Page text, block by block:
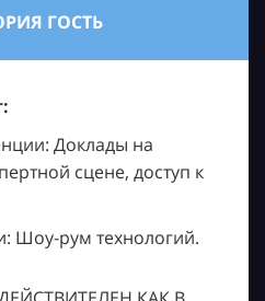
ГОСТЬ
Доклады на
сцене, доступ к
Шоу-рум технологий.